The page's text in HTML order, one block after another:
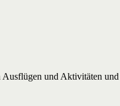
und Aktivitäten